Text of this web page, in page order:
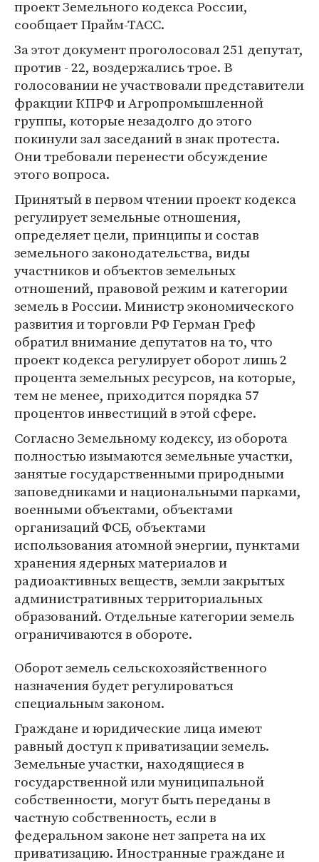
проект Земельного кодекса России,
сообщает Прайм-ТАСС.
За этот документ проголосовал 251 депутат,
против - 22, воздержались трое. В
голосовании не участвовали представители
фракции КПРФ и Агропромышленной
группы, которые незадолго до этого
покинули зал заседаний в знак протеста.
Они требовали перенести обсуждение
этого вопроса.
Принятый в первом чтении проект кодекса
регулирует земельные отношения,
определяет цели, принципы и состав
земельного законодательства, виды
участников и объектов земельных
отношений, правовой режим и категории
земель в России. Министр экономического
развития и торговли РФ Герман Греф
обратил внимание депутатов на то, что
проект кодекса регулирует оборот лишь 2
процента земельных ресурсов, на которые,
тем не менее, приходится порядка 57
процентов инвестиций в этой сфере.
Согласно Земельному кодексу, из оборота
полностью изымаются земельные участки,
занятые государственными природными
заповедниками и национальными парками,
военными объектами, объектами
организаций ФСБ, объектами
использования атомной энергии, пунктами
хранения ядерных материалов и
радиоактивных веществ, земли закрытых
административных территориальных
образований. Отдельные категории земель
ограничиваются в обороте.
Оборот земель сельскохозяйственного
назначения будет регулироваться
специальным законом.
Граждане и юридические лица имеют
равный доступ к приватизации земель.
Земельные участки, находящиеся в
государственной или муниципальной
собственности, могут быть переданы в
частную собственность, если в
федеральном законе нет запрета на их
приватизацию. Иностранные граждане и